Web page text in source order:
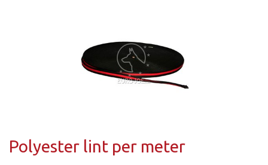
Polyester lint per meter